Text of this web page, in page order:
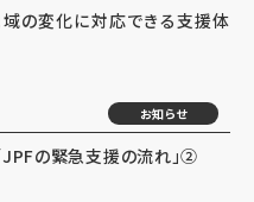
域の変化に対応できる支援体
お知らせ
JPFの緊急支援の流れ」②